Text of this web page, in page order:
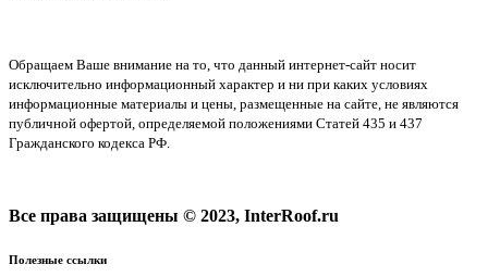
Обращаем Ваше внимание на то, что данный интернет-сайт носит
исключительно информационный характер и ни при каких условиях
информационные материалы и цены, размещенные на сайте, не являются
публичной офертой, определяемой положениями Статей 435 и 437
Гражданского кодекса РФ.
Все права защищены © 2023, InterRoof.ru
Полезные ссылки